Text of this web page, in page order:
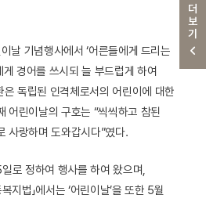
더보기
날 기념행사에서 ‘어른들에게 드리는
게 경어를 쓰시되 늘 부드럽게 하여
독립된 인격체로서의 어린이에 대한
어린이날의 구호는 “씩씩하고 참된
사랑하며 도와갑시다”였다.
로 정하여 행사를 하여 왔으며,
지법」에서는 ‘어린이날’을 또한 5월